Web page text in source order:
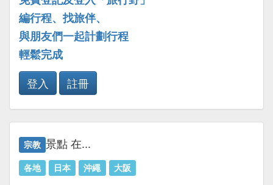
編行程、找旅伴、
與朋友們一起計劃行程
輕鬆完成
登入
註冊
宗教 景點 在...
各地 日本 沖繩 大阪